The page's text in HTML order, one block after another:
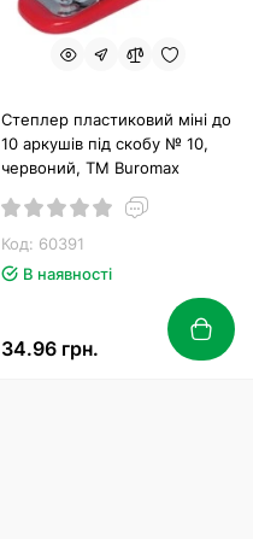
Степлер пластиковий міні до
10 аркушів під скобу № 10,
червоний, ТМ Buromax
Код: 60391
В наявності
34.96 грн.